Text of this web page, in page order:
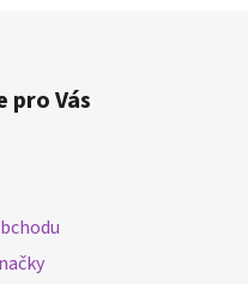
pro Vás